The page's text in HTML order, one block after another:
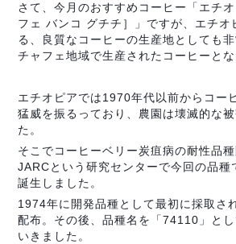
さて、今月のおすすめコーヒー「エチ
フェ バンコ グチチ］」ですが、エチオ
る、良質なコーヒーの生産地としても
チャフェ地域で生産されたコーヒーとな
エチオピアでは1970年代以前からコー
猛威を振るっており、農園は壊滅的な
た。
そこでコーヒーベリー炭疽病の耐性品種
JARCという研究センターで今回の品
誕生しました。
1974年に開発品種として最初に採取さ
配布。その後、品種名を「74110」と
いきました。